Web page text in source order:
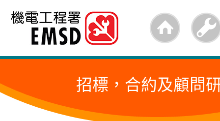
跳
內
的
招標，合約及顧問